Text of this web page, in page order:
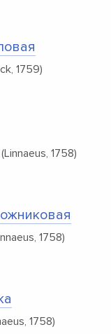
1759)
1758)
1758)
1758)